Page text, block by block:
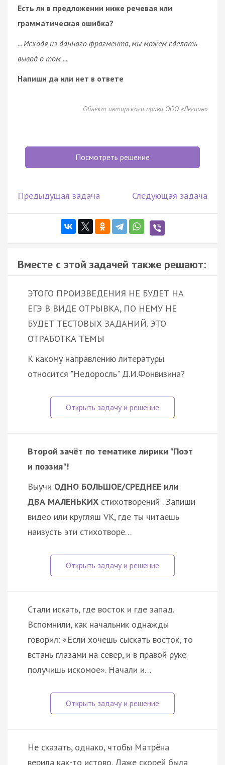
Есть ли в предложении ниже речевая или
грамматическая ошибка?
... Исходя из данного фрагмента, мы можем сделать
вывод о том ...
Напиши да или нет в ответе
Объект авторского права ООО «Легион»
Посмотреть решение
Предыдущая задача Следующая задача
Вместе с этой задачей также решают:
ЭТОГО ПРОИЗВЕДЕНИЯ НЕ БУДЕТ НА
ЕГЭ В ВИДЕ ОТРЫВКА, ПО НЕМУ НЕ
БУДЕТ ТЕСТОВЫХ ЗАДАНИЙ. ЭТО
ОТРАБОТКА ТЕМЫ
К какому направлению литературы
относится "Недоросль" Д.И.Фонвизина?
Второй зачёт по тематике лирики "Поэт
и поэзия"!
Выучи ОДНО БОЛЬШОЕ/СРЕДНЕЕ или
ДВА МАЛЕНЬКИХ стихотворений . Запиши
видео или кругляш VK, где ты читаешь
наизусть эти стихотворе…
Стали искать, где восток и где запад.
Вспомнили, как начальник однажды
говорил: «Если хочешь сыскать восток, то
встань глазами на север, и в правой руке
получишь искомое». Начали и…
Не сказать, однако, чтобы Матрёна
верила как-то истово. Даже скорей была